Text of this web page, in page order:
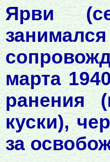
Ярви
марта
ранения
куски),
за